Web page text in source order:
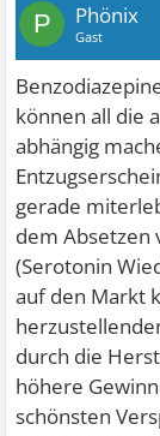
P Phönix
Gast
können all die
abhängig
gerade
dem Absetzen
(Serotonin
auf den Markt
durch die
höhere
schönsten